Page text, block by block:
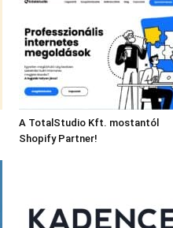
A TotalStudio Kft. mostantól
Shopify Partner!